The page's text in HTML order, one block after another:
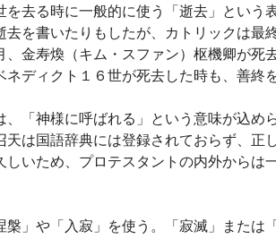
を去る時に一般的に使う「逝去」という
去を書いたりもしたが、カトリックは最
、金寿煥（キム・スファン）枢機卿が死
ネディクト１６世が死去した時も、善終
、「神様に呼ばれる」という意味が込め
天は国語辞典には登録されておらず、正
しいため、プロテスタントの内外からは
槃」や「入寂」を使う。「寂滅」または